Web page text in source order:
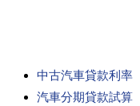
中古汽車貸款利率
汽車分期貸款試算